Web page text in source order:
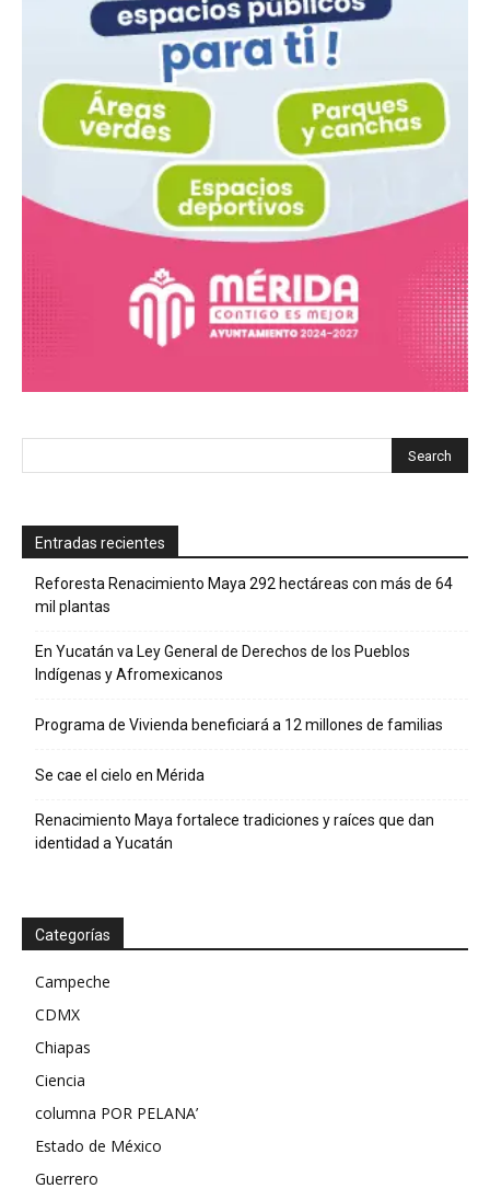
Entradas recientes
Reforesta Renacimiento Maya 292 hectáreas con más de 64
mil plantas
En Yucatán va Ley General de Derechos de los Pueblos
Indígenas y Afromexicanos
Programa de Vivienda beneficiará a 12 millones de familias
Se cae el cielo en Mérida
Renacimiento Maya fortalece tradiciones y raíces que dan
identidad a Yucatán
Categorías
Campeche
CDMX
Chiapas
Ciencia
columna POR PELANA’
Estado de México
Guerrero